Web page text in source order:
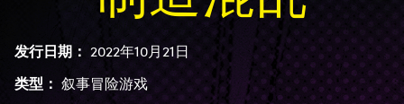
发行日期： 2022年10月21日
类型： 叙事冒险游戏